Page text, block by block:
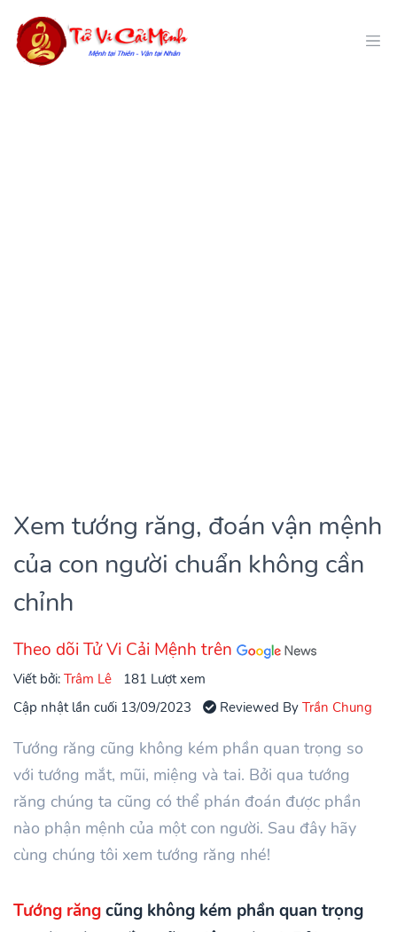
Xem tướng răng, đoán vận mệnh
của con người chuẩn không cần
chỉnh
Theo dõi Tử Vi Cải Mệnh trên
Viết bởi:Trâm Lê
181 Lượt xem
Cập nhật lần cuối 13/09/2023
Reviewed ByTrần Chung
Tướng răng cũng không kém phần quan trọng so
với tướng mắt, mũi, miệng và tai. Bởi qua tướng
răng chúng ta cũng có thể phán đoán được phần
nào phận mệnh của một con người. Sau đây hãy
cùng chúng tôi xem tướng răng nhé!
Tướng răngcũng không kém phần quan trọng